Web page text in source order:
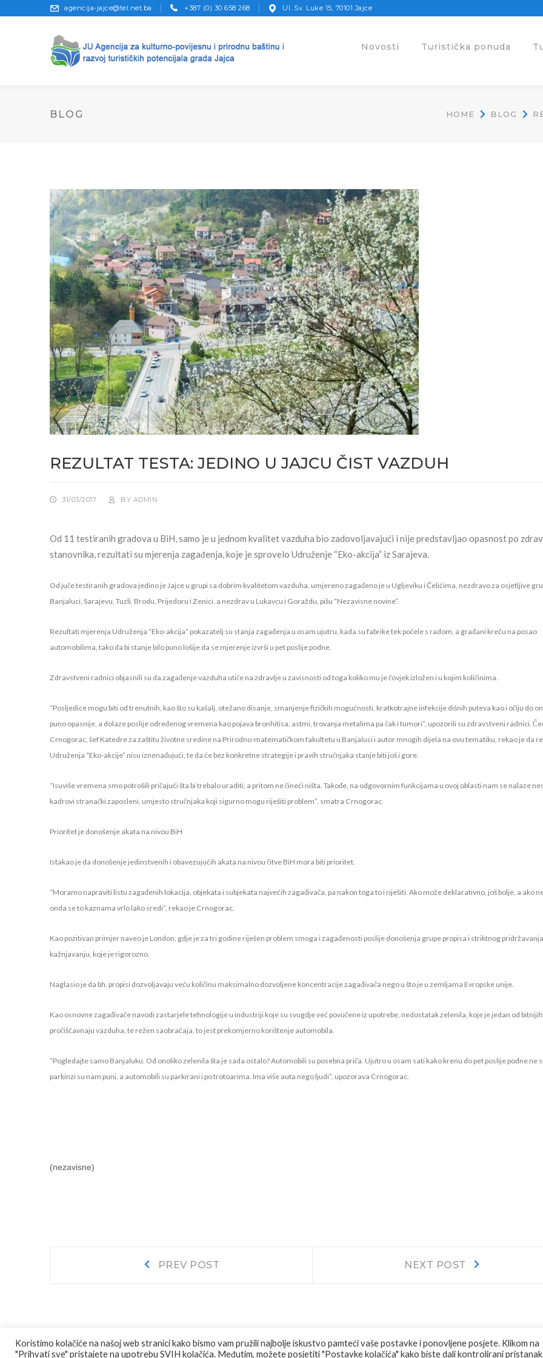
agencija-jajce@tel.net.ba +387 (0) 30 658 268 Ul. Sv. Luke 15, 70101 Jajce
Novosti Turistička ponuda
BLOG HOME BLOG
REZULTAT TESTA: JEDINO U JAJCU ČIST VAZDUH
31/03/2017 BY ADMIN
Od 11 testiranih gradova u BiH, samo je u jednom kvalitet vazduha bio zadovoljavajući i nije predstavljao opasnost po
stanovnika, rezultati su mjerenja zagađenja, koje je sprovelo Udruženje “Eko-akcija” iz Sarajeva.
Od juče testiranih gradova jedino je Jajce u grupi sa dobrim kvalitetom vazduha, umjereno zagađeno je u Ugljeviku i Ćelićima, nezdravo za osjetljive
Banjaluci, Sarajevu, Tuzli, Brodu, Prijedoru i Zenici, a nezdrav u Lukavcu i Goraždu, pišu “Nezavisne novine”.
Rezultati mjerenja Udruženja “Eko-akcija” pokazatelj su stanja zagađenja u osam ujutru, kada su fabrike tek počele s radom, a građani kreću na posao
automobilima, tako da bi stanje bilo puno lošije da se mjerenje izvrši u pet poslije podne.
Zdravstveni radnici objasnili su da zagađenje vazduha utiče na zdravlje u zavisnosti od toga koliko mu je čovjek izložen i u kojim količinima.
“Posljedice mogu biti od trenutnih, kao što su kašalj, otežano disanje, smanjenje fizičkih mogućnosti, kratkotrajne infekcije dišnih puteva kao i očiju do
puno opasnije, a dolaze poslije određenog vremena kao pojava bronhitisa, astmi, trovanja metalima pa čak i tumori”, upozorili su zdravstveni radnici.
Crnogorac, šef Katedre za zaštitu životne sredine na Prirodno-matematičkom fakultetu u Banjaluci i autor mnogih dijela na ovu tematiku, rekao je da
Udruženja “Eko-akcije” nisu iznenađujući, te da će bez konkretne strategije i pravih stručnjaka stanje biti još i gore.
“Isuviše vremena smo potrošili pričajući šta bi trebalo uraditi, a pritom ne čineći ništa. Takođe, na odgovornim funkcijama u ovoj oblasti nam se nalaze
kadrovi stranački zaposleni, umjesto stručnjaka koji sigurno mogu riješiti problem”, smatra Crnogorac.
Prioritet je donošenje akata na nivou BiH
Istakao je da donošenje jedinstvenih i obavezujućih akata na nivou čitve BiH mora biti prioritet.
“Moramo napraviti listu zagađenih lokacija, objekata i subjekata najvećih zagađivača, pa nakon toga to i riješiti. Ako može deklarativno, još bolje, a ako
onda se to kaznama vrlo lako sredi”, rekao je Crnogorac.
Kao pozitivan primjer naveo je London, gdje je za tri godine riješen problem smoga i zagađenosti poslije donošenja grupe propisa i striktnog
kažnjavanju, koje je rigorozno.
Naglasio je da bh. propisi dozvoljavaju veću količinu maksimalno dozvoljene koncentracije zagađivača nego u što je u zemljama Evropske unije.
Kao osnovne zagađivače navodi zastarjele tehnologije u industriji koje su svugdje već povučene iz upotrebe, nedostatak zelenila, koje je jedan od
pročišćavnaju vazduha, te režim saobraćaja, to jest prekomjerno korištenje automobila.
“Pogledajte samo Banjaluku. Od onoliko zelenila šta je sada ostalo? Automobili su posebna priča. Ujutro u osam sati kako krenu do pet poslije podne ne
parkinzi su nam puni, a automobili su parkirani i po trotoarima. Ima više auta nego ljudi”, upozorava Crnogorac.
(nezavisne)
Navigacija
PREV POST NEXT POST
© COPYRIGHTJU AGENCIJA JAJCEALL RIGHTS RESERVED.
Koristimo kolačiće na našoj web stranici kako bismo vam pružili najbolje iskustvo pamteći vaše postavke i ponovljene posjete. Klikom na
"Prihvati sve" pristajete na upotrebu SVIH kolačića. Međutim, možete posjetiti "Postavke kolačića" kako biste dali kontrolirani